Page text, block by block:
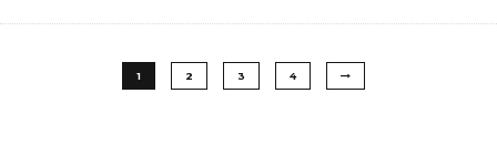
1 2 3 4